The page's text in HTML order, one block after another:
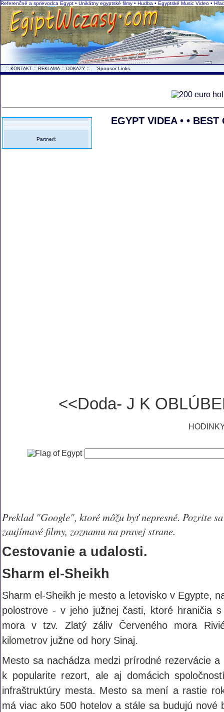
Referenčné a sprievodca Egypt • Unikátny egyptské filmy • Hudba • Egyptské Music Video •
:: KONTAKT :: REKLAMA :: ODKAZY :: Sponsor Links
Partneri:
EGYPT VIDEA • •
<<Doda- J K
Preklad "Google", ktoré môžu byť nepresné. Pozrite
zaujímavé filmy, zoznamu na pravej strane.
Cestovanie a udalosti.
Sharm el-Sheikh
Sharm el-Sheikh je mesto a letovisko v Egypte,
polostrove - v jeho južnej časti, ktoré hraničia s
mora v tzv. Zlatý záliv Červeného mora
kilometrov južne od hory Sinaj.
Mesto sa nachádza medzi prírodné rezervácie
k popularite rezort, ale aj domácich
infraštruktúry mesta. Mesto sa mení a rastie
má viac ako 500 hotelov a stále sa budujú nové